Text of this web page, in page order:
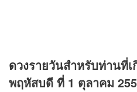
ดวงรายวันสำหรับท่านที่
พฤหัสบดี ที่ 1 ตุลาคม